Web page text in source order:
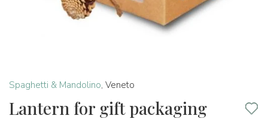
Spaghetti & Mandolino, Veneto
Lantern for gift packaging